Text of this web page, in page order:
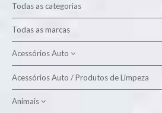
Todas as categorias
Todas as marcas
Acessórios Auto
Produtos de Limpeza
Acessórios Auto / Produtos de Limpeza
Animais